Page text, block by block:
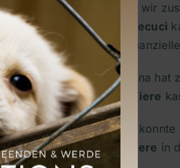
Am 17. Februar haben wir
Kampagne
50 Tiere Tecuci
Care Vet mit unserer
Unsere Tierschützerin Ioana hat
Tiere
Unsere liebe Patricia
Tiere in